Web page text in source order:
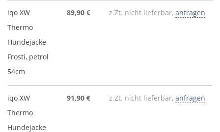
iqo XW
Thermo
Hundejacke
Frosti, petrol
54cm
89,90 € z.Zt. nicht lieferbar, anfragen
iqo XW
Thermo
Hundejacke
91,90 € z.Zt. nicht lieferbar, anfragen